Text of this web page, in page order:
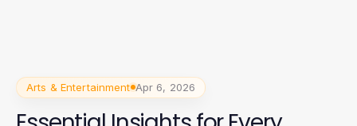
Arts & Entertainment Apr 6, 2026